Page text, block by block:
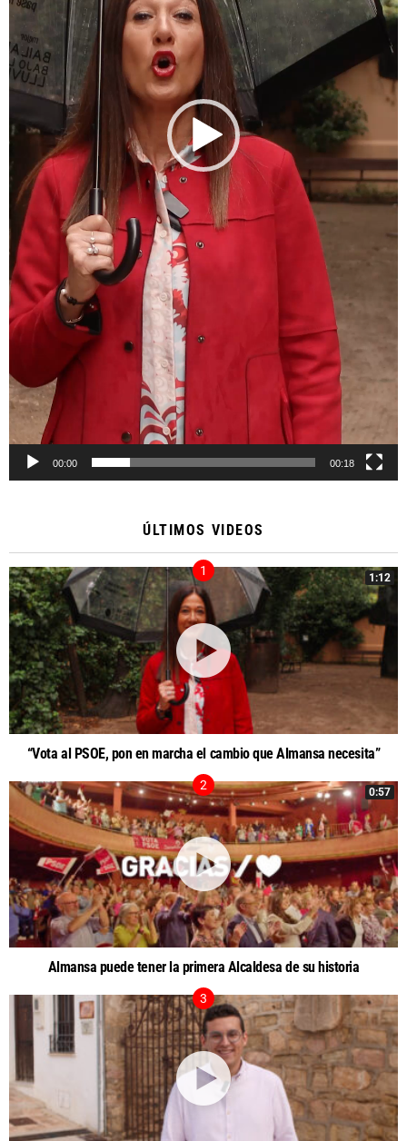
00:00 00:18
ÚLTIMOS VIDEOS
1:12
“Vota al PSOE, pon en marcha el cambio que Almansa necesita”
0:57
Almansa puede tener la primera Alcaldesa de su historia